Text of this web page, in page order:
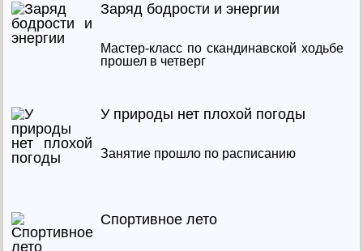
Заряд бодрости и энергии
Мастер-класс по скандинавской ходьбе
прошел в четверг
У природы нет плохой погоды
Занятие прошло по расписанию
Спортивное лето